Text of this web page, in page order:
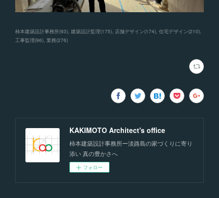
柿本建築設計事務所(93) 建築設計監理(175) 店舗デザイン(174) 住宅デザイン(210)
工事監理(96) 業務(276)
KAKIMOTO Architect's office
柿本建築設計事務所ー淡路島の家づくりに寄り
添い 真の豊かさへ
フォロー